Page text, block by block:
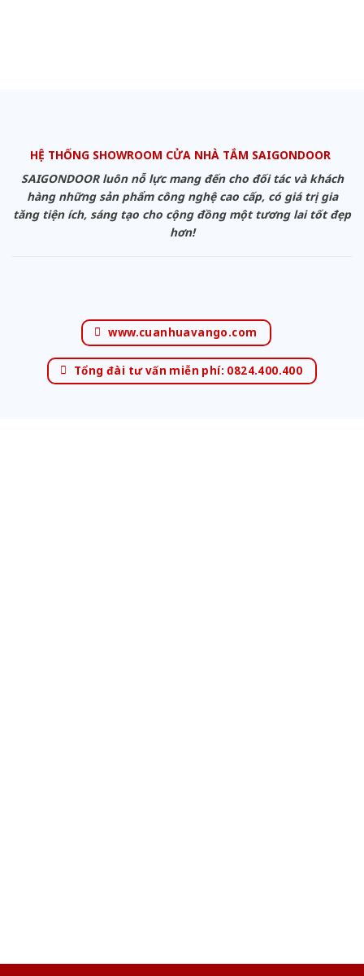
HỆ THỐNG SHOWROOM CỬA NHÀ TẮM SAIGONDOOR
SAIGONDOOR luôn nỗ lực mang đến cho đối tác và khách
hàng những sản phẩm công nghệ cao cấp, có giá trị gia
tăng tiện ích, sáng tạo cho cộng đồng một tương lai tốt đẹp
hơn!
www.cuanhuavango.com
Tổng đài tư vấn miễn phí: 0824.400.400